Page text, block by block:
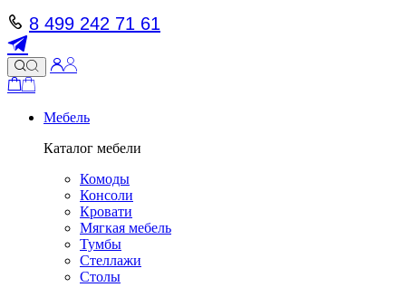
8 499 242 71 61
Мебель
Каталог мебели
Комоды
Консоли
Кровати
Мягкая мебель
Тумбы
Стеллажи
Столы